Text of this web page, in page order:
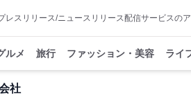
レスリリース/ニュースリリース配信サービスの
ルメ 旅行 ファッション・美容 ライ
社